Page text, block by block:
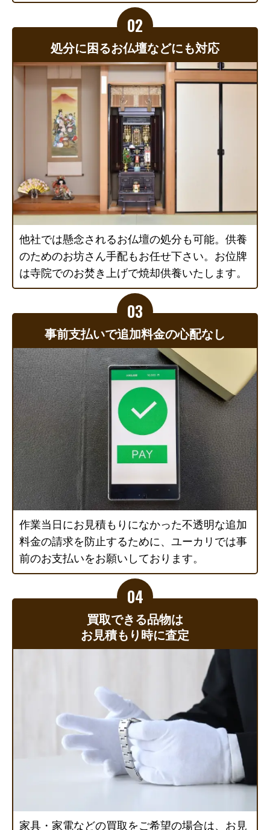
処分に困るお仏壇などにも対応
他社では懸念されるお仏壇の処分も可能。供養
のためのお坊さん手配もお任せ下さい。お位牌
は寺院でのお焚き上げで焼却供養いたします。
事前支払いで追加料金の心配なし
作業当日にお見積もりになかった不透明な追加
料金の請求を防止するために、ユーカリでは事
前のお支払いをお願いしております。
買取できる品物は
お見積もり時に査定
家具・家電などの買取をご希望の場合は、お見